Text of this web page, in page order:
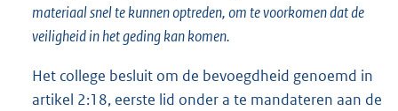
materiaal snel te kunnen optreden, om te voorkomen dat de
veiligheid in het geding kan komen.
Het college besluit om de bevoegdheid genoemd in
artikel 2:18, eerste lid onder a te mandateren aan de